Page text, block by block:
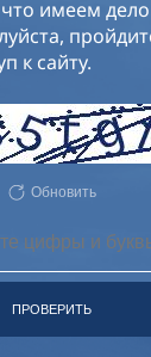
имеем
к сайту.
Обновить
ПРОВЕРИТЬ